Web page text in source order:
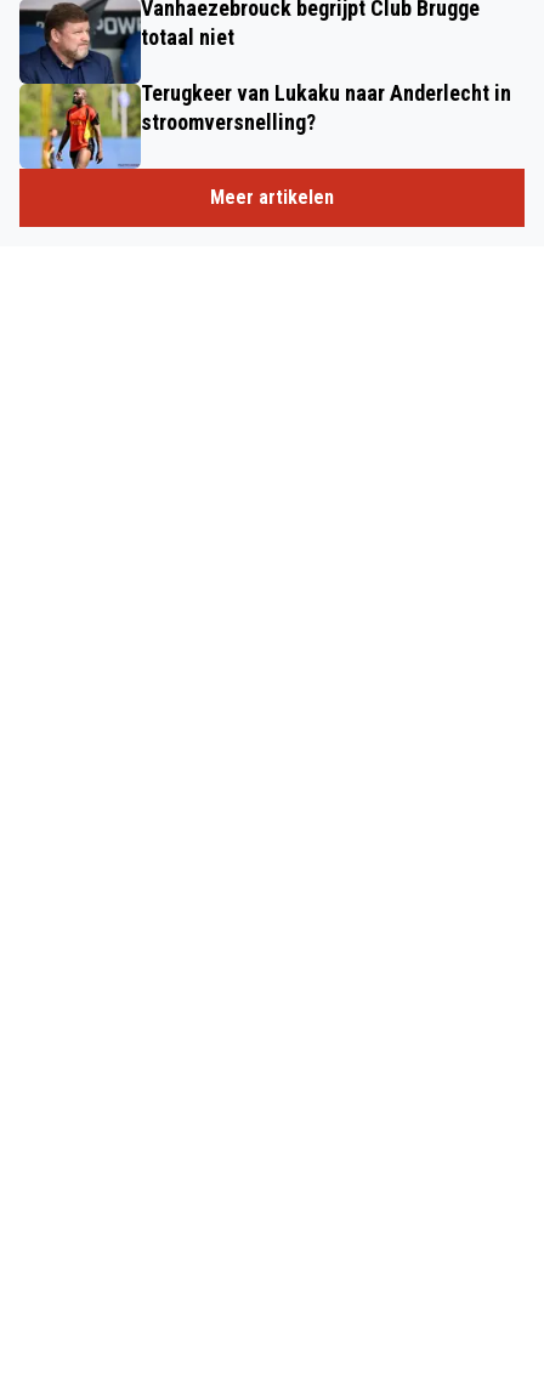
Vanhaezebrouck begrijpt Club Brugge
totaal niet
Terugkeer van Lukaku naar Anderlecht in
stroomversnelling?
Meer artikelen